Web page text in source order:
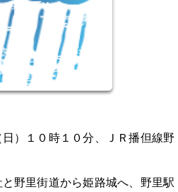
）１０時１０分、ＪＲ播但線野
野里街道から姫路城へ、野里駅